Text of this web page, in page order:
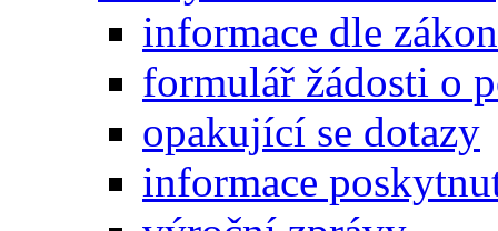
informace dle
formulář žádosti o
opakující se dotazy
informace